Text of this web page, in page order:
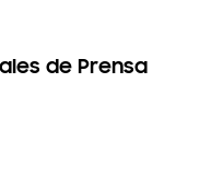
de Prensa